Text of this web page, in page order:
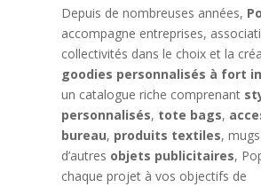
Depuis de nombreuses années,
accompagne entreprises,
collectivités dans le choix et la
goodies personnalisés à fort
un catalogue riche comprenant
personnalisés, tote bags,
bureau, produits textiles,
d’autres objets publicitaires,
chaque projet à vos objectifs de